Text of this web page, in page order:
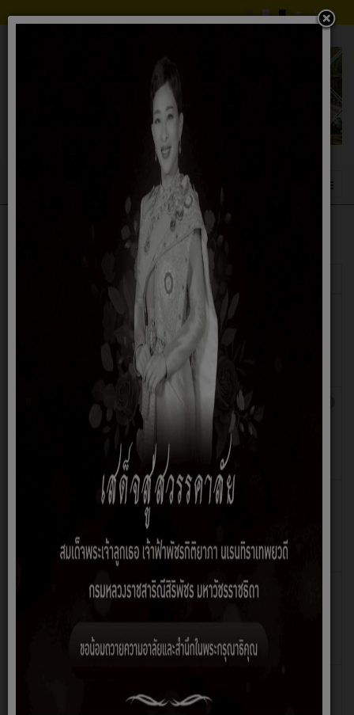
ประชาสัมพันธ์...โครงการส่งเสริมและพัฒนา
คุณภาพคนพิการและผู้ดูแล ประจำปี2566
เขียน
ประชาสัมพันธ์...รับสมัครเด็กเล็กเพื่อเข้าเรียน
ในศูนย์พัฒนาเด็กเล็กมัสยิดวาตอนียะห์
องค์การบริหารส่วนตำบลปูโยะ ประจำปีการ
เขียน
โดย
สมชาย
ประชาสัมพันธ์...ภูมิปัญญาท้องถิ่นในตำบลปู
หวัด
แท่น
ประชาสัมพันธ์...คณะอนุกรรมการคุ้มครองผู้
บริโภค องค์การบริหารส่วนตำบลปูโยะ
เขียน
โดย
แท่น
เด็กและเยาวชนตำบลปูโยะ ประจำปี ๒๕๖๖